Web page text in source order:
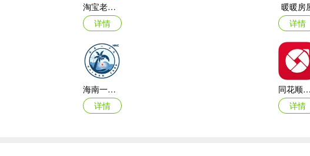
>同步合作同屏消除
>冒险闯关步天下
每个章节都是一场新旅程，大兴安岭的绿树青山，冰雪之城的繁华夜市，内
>丰富的角色时装
淘宝老年版app
详情
暖暖房
详情
海南一卡通iOS
详情
同花顺爱基金iPhone版
详情